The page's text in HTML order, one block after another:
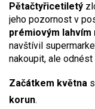
Pětačtyřicetiletý
jeho pozornost v
prémiovým lahvím
navštívil
nakoupit, ale
Začátkem května
korun.